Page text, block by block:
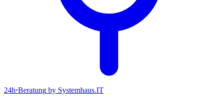
24h·Beratung by Systemhaus.IT